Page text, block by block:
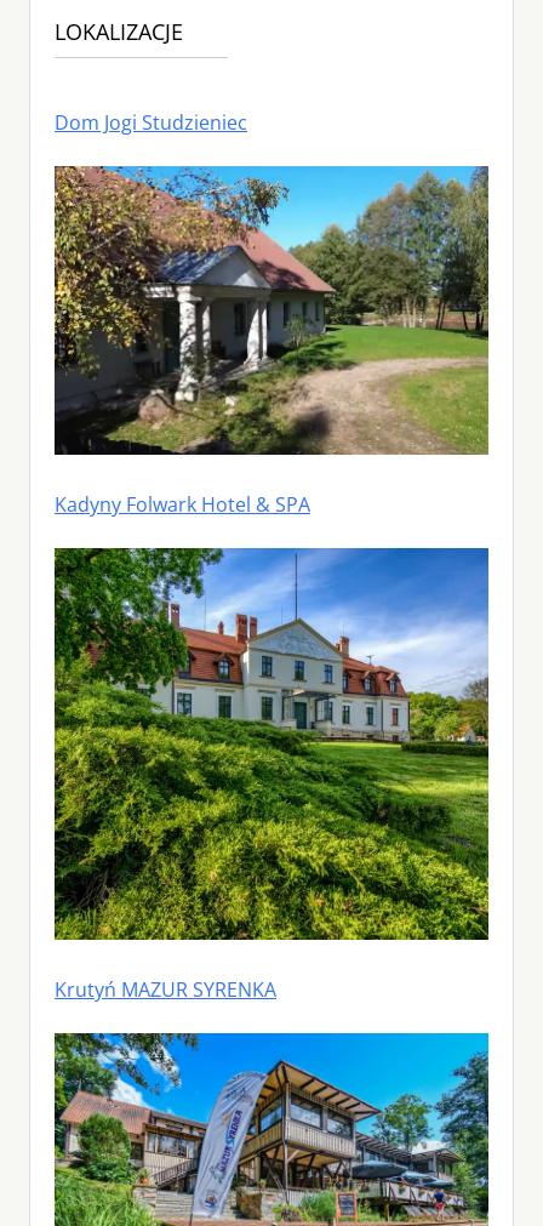
LOKALIZACJE
Dom Jogi Studzieniec
Kadyny Folwark Hotel & SPA
Krutyń MAZUR SYRENKA